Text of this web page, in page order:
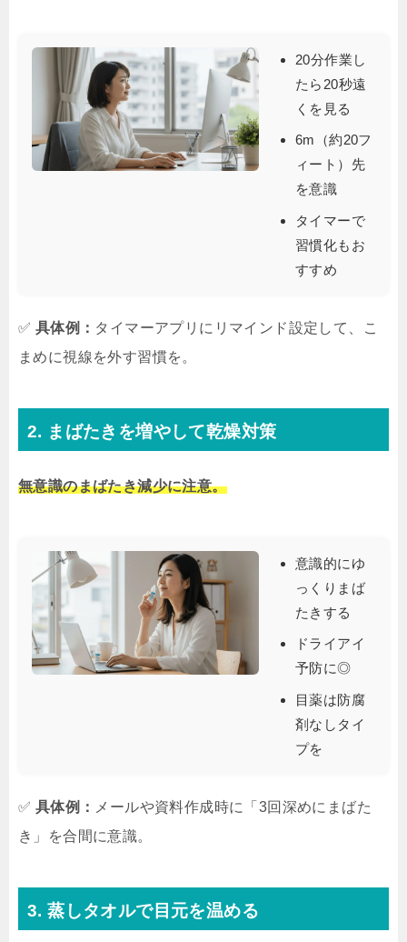
20分作業し
たら20秒遠
くを見る
6m（約20フ
ィート）先
を意識
タイマーで
習慣化もお
すすめ
✅ 具体例： タイマーアプリにリマインド設定して、こ
まめに視線を外す習慣を。
2. まばたきを増やして乾燥対策
無意識のまばたき減少に注意。
意識的にゆ
っくりまば
たきする
ドライアイ
予防に◎
目薬は防腐
剤なしタイ
プを
✅ 具体例： メールや資料作成時に「3回深めにまばた
き」を合間に意識。
3. 蒸しタオルで目元を温める